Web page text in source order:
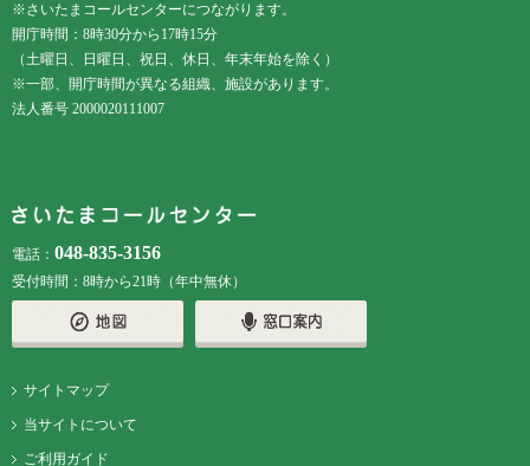
※さいたまコールセンターにつながります。
開庁時間：8時30分から17時15分
（土曜日、日曜日、祝日、休日、年末年始を除く）
※一部、開庁時間が異なる組織、施設があります。
法人番号 2000020111007
電話： 048-835-3156
受付時間：8時から21時（年中無休）
サイトマップ
当サイトについて
ご利用ガイド